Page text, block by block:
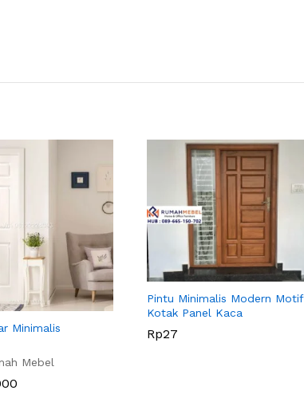
Minimalis
Mebel
Pintu Minimalis Modern Motif
Kotak Panel Kaca
Rp27